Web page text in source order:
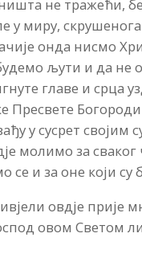
не тражећи,
миру,
онда нисмо
љути и да не
главе и срца
Пресвете
у сусрет
молимо за
се и за оне који су
овдје прије
овом Светом